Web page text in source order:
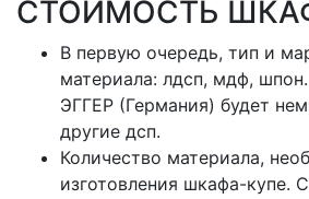
СТОИМОСТЬ
В первую очередь, тип и
материала: лдсп, мдф,
ЭГГЕР (Германия) будет
другие дсп.
Количество материала,
изготовления шкафа-купе.